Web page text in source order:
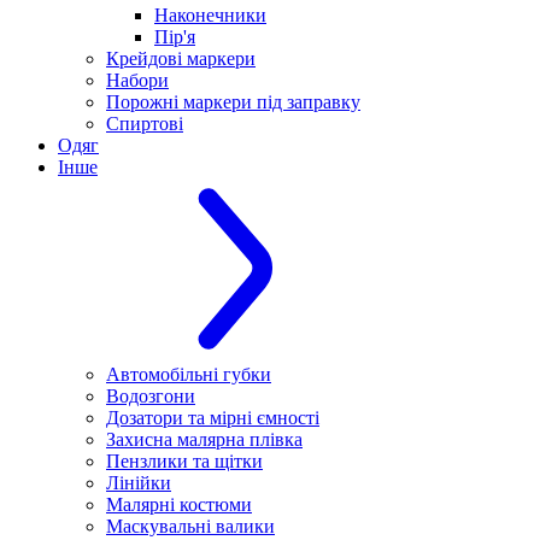
Наконечники
Пір'я
Крейдові маркери
Набори
Порожні маркери під заправку
Спиртові
Одяг
Інше
Автомобільні губки
Водозгони
Дозатори та мірні ємності
Захисна малярна плівка
Пензлики та щітки
Лінійки
Малярні костюми
Маскувальні валики